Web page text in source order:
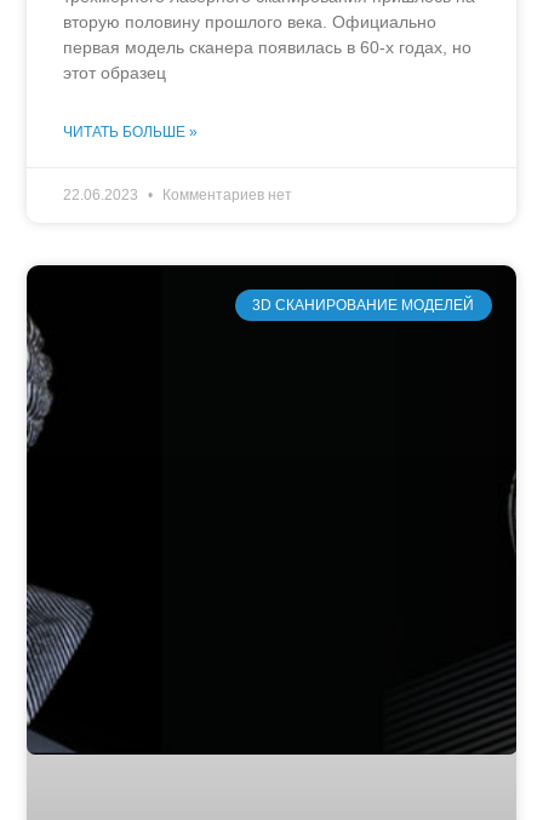
вторую половину прошлого века. Официально
первая модель сканера появилась в 60-х годах, но
этот образец
ЧИТАТЬ БОЛЬШЕ »
22.06.2023 Комментариев нет
3D СКАНИРОВАНИЕ МОДЕЛЕЙ